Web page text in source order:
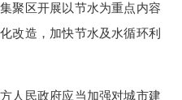
区开展以节水为重点内容
改造，加快节水及水循环利
民政府应当加强对城市建